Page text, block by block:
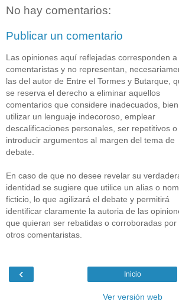
No hay comentarios:
Publicar un comentario
Las opiniones aquí reflejadas corresponden a
comentaristas y no representan,
las del autor de Entre el Tormes y Butarque,
se reserva el derecho a eliminar aquellos
comentarios que considere inadecuados,
utilizar un lenguaje indecoroso, emplear
descalificaciones personales, ser repetitivos o
introducir argumentos al margen del tema de
debate.
En caso de que no desee revelar su
identidad se sugiere que utilice un alias o
ficticio, lo que agilizará el debate y permitirá
identificar claramente la autoria de las
que quieran ser rebatidas o corroboradas por
otros comentaristas.
‹ Inicio
Ver versión web